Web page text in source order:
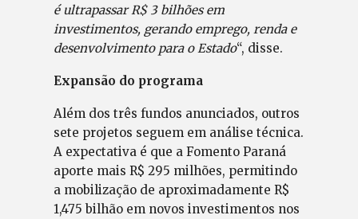
é ultrapassar R$ 3 bilhões em
investimentos, gerando emprego, renda e
desenvolvimento para o Estado“, disse.
Expansão do programa
Além dos três fundos anunciados, outros
sete projetos seguem em análise técnica.
A expectativa é que a Fomento Paraná
aporte mais R$ 295 milhões, permitindo
a mobilização de aproximadamente R$
1,475 bilhão em novos investimentos nos